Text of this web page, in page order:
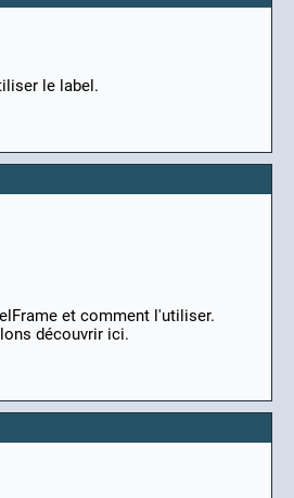
le label.
et comment l'utiliser.
découvrir ici.